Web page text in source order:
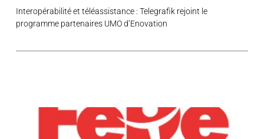
Interopérabilité et téléassistance : Telegrafik rejoint le
programme partenaires UMO d’Enovation